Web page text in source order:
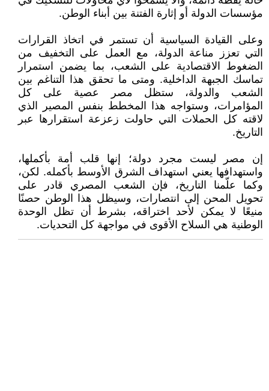
مؤسسات الدولة أو إثارة الفتنة بين أبناء الوطن.
وعلى القيادة السياسية أن تستمر في اتخاذ القرارات
التي تعزز مناعة الدولة، مع العمل على التخفيف من
الضغوط الاقتصادية على الشعب، بما يضمن استمرار
تماسك الجبهة الداخلية. ومتى ما تحقق هذا التناغم بين
الشعب والدولة، ستظل مصر عصية على كل
المؤامرات، وستواجه هذا المخطط بنفس المصير الذي
لاقته كل الحملات التي حاولت زعزعة استقرارها عبر
التاريخ.
إن مصر ليست مجرد دولة؛ إنها قلب أمة بأكملها،
واستهدافها يعني استهداف الشرق الأوسط بأكمله. لكن،
وكما علّمنا التاريخ، فإن الشعب المصري قادر على
تحويل المحن إلى انتصارات، وسيظل هذا الوطن حصنًا
منيعًا لا يمكن لأحد اختراقه، بشرط أن تظل الوحدة
الوطنية هي السلاح الأقوى في مواجهة كل التحديات.